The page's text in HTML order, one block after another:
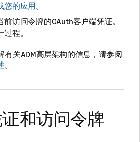
您的应用。
访问令牌的OAuth客户端凭证。
程。
有关ADM高层架构的信息，请参阅
。
和访问令牌